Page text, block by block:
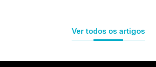
Ver todos os artigos